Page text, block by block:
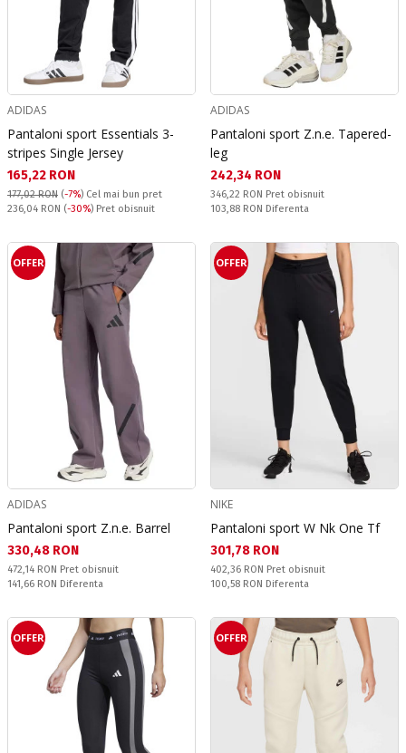
ADIDAS
Pantaloni sport Essentials 3-
stripes Single Jersey
Текуща цена:
165,22 RON
177,02 RON (-7%) Cel mai bun pret
Pret obisnuit:
236,04 RON (-30%) Pret obisnuit
ADIDAS
Pantaloni sport Z.n.e. Tapered-
leg
Текуща цена:
242,34 RON
Pret obisnuit:
346,22 RON Pret obisnuit
Спестявате:
103,88 RON Diferenta
OFFER
ADIDAS
Pantaloni sport Z.n.e. Barrel
Текуща цена:
330,48 RON
Pret obisnuit:
472,14 RON Pret obisnuit
Спестявате:
141,66 RON Diferenta
OFFER
NIKE
Pantaloni sport W Nk One Tf
Текуща цена:
301,78 RON
Pret obisnuit:
402,36 RON Pret obisnuit
Спестявате:
100,58 RON Diferenta
OFFER OFFER